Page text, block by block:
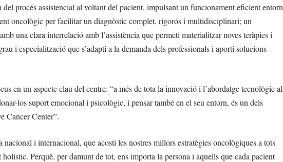
del procés assistencial al voltant del pacient, impulsant un funcionament eficient entorn
oncològic per facilitar un diagnòstic complet, rigorós i multidisciplinari; un
una clara interrelació amb l’assistència que permeti materialitzar noves teràpies i
i especialització que s’adapti a la demanda dels professionals i aporti solucions
en un aspecte clau del centre: “a més de tota la innovació i l’abordatge tecnològic al
los suport emocional i psicològic, i pensar també en el seu entorn, és un dels
Cancer Center”.
nacional i internacional, que acosti les nostres millors estratègies oncològiques a tots
Perquè, per damunt de tot, ens importa la persona i aquells que cada pacient